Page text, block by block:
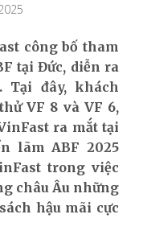
công bố tham
tại Đức, diễn ra
Tại đây, khách
VF 8 và VF 6,
ra mắt tại
lãm ABF 2025
trong việc
châu Âu những
hậu mãi cực